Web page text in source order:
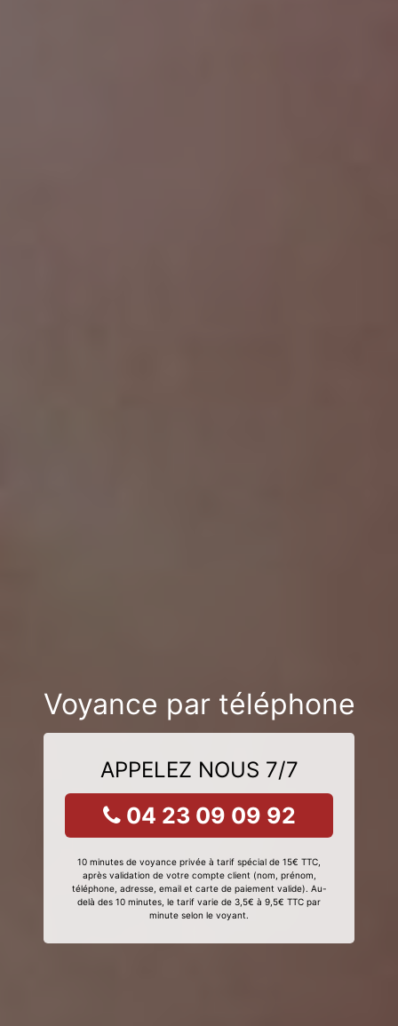
Voyance par téléphone
APPELEZ NOUS 7/7
04 23 09 09 92
10 minutes de voyance privée à tarif spécial de 15€ TTC,
après validation de votre compte client (nom, prénom,
téléphone, adresse, email et carte de paiement valide). Au-
delà des 10 minutes, le tarif varie de 3,5€ à 9,5€ TTC par
minute selon le voyant.